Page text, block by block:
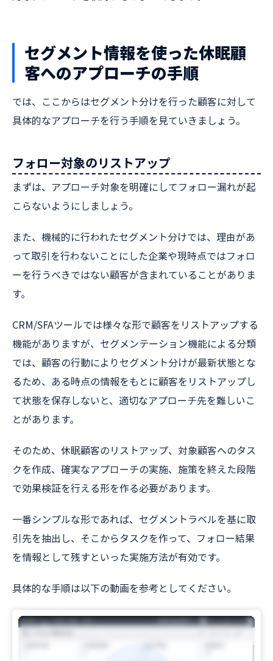
セグメント情報を使った休眠顧
客へのアプローチの手順
では、ここからはセグメント分けを行った顧客に対して
具体的なアプローチを行う手順を見ていきましょう。
フォロー対象のリストアップ
まずは、アプローチ対象を明確にしてフォロー漏れが起
こらないようにしましょう。
また、機械的に行われたセグメント分けでは、理由があ
って取引を行わないことにした企業や現時点ではフォロ
ーを行うべきではない顧客が含まれていることがありま
す。
CRM/SFAツールでは様々な形で顧客をリストアップする
機能がありますが、セグメンテーション機能による分類
では、顧客の行動によりセグメント分けが最新状態とな
るため、ある時点の情報をもとに顧客をリストアップし
て状態を保存しないと、適切なアプローチ先を難しいこ
とがあります。
そのため、休眠顧客のリストアップ、対象顧客へのタス
クを作成、確実なアプローチの実施、施策を終えた段階
で効果検証を行える形を作る必要があります。
一番シンプルな形であれば、セグメントラベルを基に取
引先を抽出し、そこからタスクを作って、フォロー結果
を情報として残すといった実施方法が有効です。
具体的な手順は以下の動画を参考としてください。